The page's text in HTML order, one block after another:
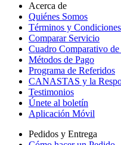
Acerca de
Quiénes Somos
Términos y Condiciones
Comparar Servicio
Cuadro Comparativo de
Métodos de Pago
Programa de Referidos
CANASTAS y la
Testimonios
Únete al boletín
Aplicación Móvil
Pedidos y Entrega